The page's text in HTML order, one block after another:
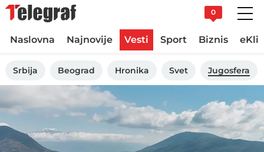
0
Naslovna Najnovije Vesti Sport Biznis
Srbija Beograd Hronika Svet Jugosfera